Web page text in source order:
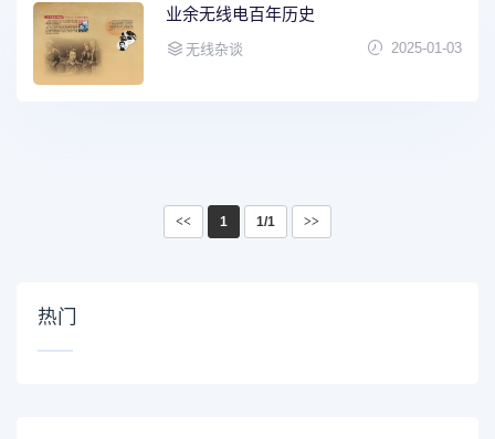
业余无线电百年历史
无线杂谈 2025-01-03
<< 1 1/1 >>
热门